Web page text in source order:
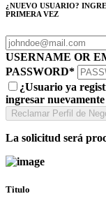
¿NUEVO USUARIO?
PRIMERA VEZ
USERNAME OR
PASSWORD*
¿Usuario ya
ingresar nuevamente
La solicitud será
Titulo